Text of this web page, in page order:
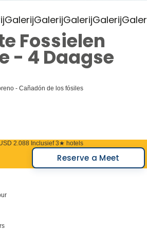
GalerijGalerijGalerijGalerij
Fossielen
- 4 Daagse
- Cañadón de los fósiles
2.088 Inclusief 3★ hotels
Reserve a Meet